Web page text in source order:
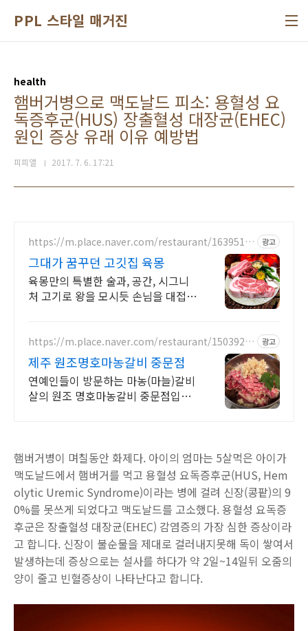
PPL 스타일 매거진
health
햄버거병으로 맥도날드 피소: 용혈성 요
독증후군(HUS) 장출혈성 대장균(EHEC)
원인 증상 유래 이유 예방법
피피앨 2017. 7. 6. 17:21
https://m.place.naver.com/restaurant/1639516
광고
그대가 꿈꾸던 고깃집 육몽
육몽만의 특별한 술과, 공간, 시그니
처 고기로 왕을 모시듯 손님을 대접합
https://m.place.naver.com/restaurant/1503927
광고
제주 원조명호마농갈비 중문점
연예인들이 방문하는 마농(마늘)갈비
살의 원조 명호마농갈비 중문점입니
햄버거병이 며칠동안 화제다. 아이의 엄마는 5살먹은 아이가
맥도날드에서 햄버거를 먹고 용혈성 요독증후군(HUS, Hem
olytic Uremic Syndrome)이라는 병에 걸려 신장(콩팥)의 9
0%를 못쓰게 되었다고 맥도날드를 고소했다. 용혈성 요독증
후군은 장출혈성 대장균(EHEC) 감염증의 가장 심한 증상이라
고 합니다. 신장이 불순물을 제대로 걸러내지못해 독이 쌓여서
발생하는데 증상으로는 설사를 하다가 약 2일~14일뒤 오줌의
양이 줄고 빈혈증상이 나타난다고 합니다.